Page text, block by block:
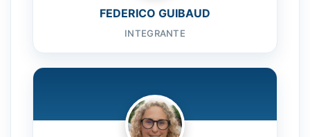
FEDERICO GUIBAUD
INTEGRANTE